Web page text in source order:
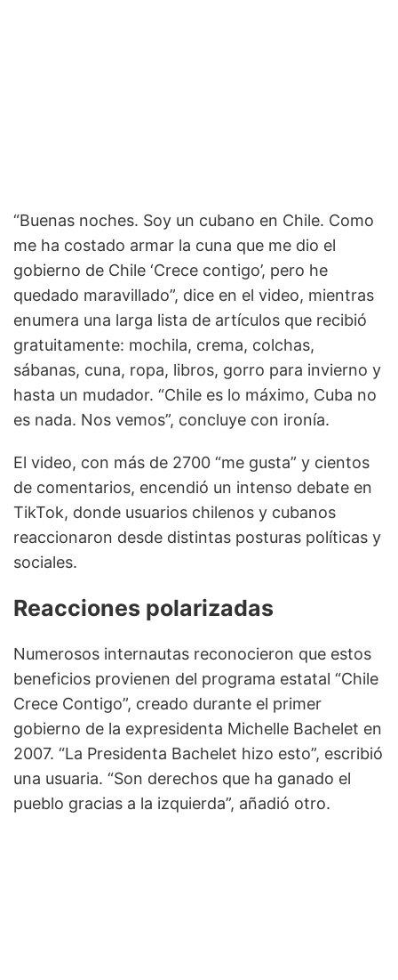
“Buenas noches. Soy un cubano en Chile. Como
me ha costado armar la cuna que me dio el
gobierno de Chile ‘Crece contigo’, pero he
quedado maravillado”, dice en el video, mientras
enumera una larga lista de artículos que recibió
gratuitamente: mochila, crema, colchas,
sábanas, cuna, ropa, libros, gorro para invierno y
hasta un mudador. “Chile es lo máximo, Cuba no
es nada. Nos vemos”, concluye con ironía.
El video, con más de 2700 “me gusta” y cientos
de comentarios, encendió un intenso debate en
TikTok, donde usuarios chilenos y cubanos
reaccionaron desde distintas posturas políticas y
sociales.
Reacciones polarizadas
Numerosos internautas reconocieron que estos
beneficios provienen del programa estatal “Chile
Crece Contigo”, creado durante el primer
gobierno de la expresidenta Michelle Bachelet en
2007. “La Presidenta Bachelet hizo esto”, escribió
una usuaria. “Son derechos que ha ganado el
pueblo gracias a la izquierda”, añadió otro.